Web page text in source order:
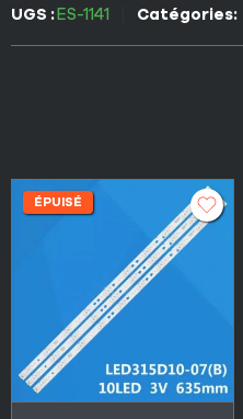
UGS :ES-1141 Catégories:
ÉPUISÉ